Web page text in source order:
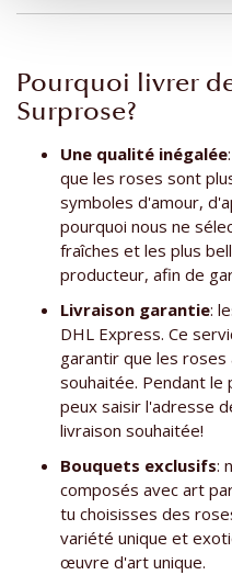
Pourquoi livrer
Surprose?
Une qualité inégalée
que les roses sont
symboles d'amour,
pourquoi nous ne
fraîches et les plus
producteur, afin de
Livraison garantie:
DHL Express. Ce
garantir que les
souhaitée. Pendant le
peux saisir l'adresse
livraison souhaitée!
Bouquets exclusifs:
composés avec art
tu choisisses des
variété unique et
œuvre d'art unique.